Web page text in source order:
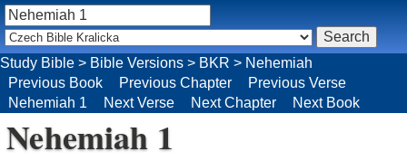
Study Bible > Bible Versions > BKR > Nehemiah
Previous Book
Previous Chapter
Previous Verse
Nehemiah 1
Next Verse Next Chapter Next Book
Nehemiah 1